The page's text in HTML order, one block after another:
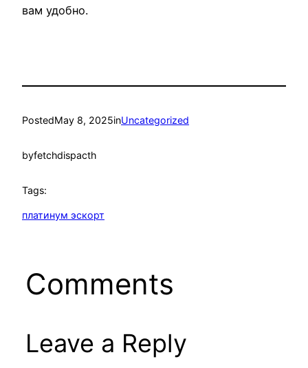
вам удобно.
PostedMay 8, 2025inUncategorized
byfetchdispacth
Tags:
платинум эскорт
Comments
Leave a Reply